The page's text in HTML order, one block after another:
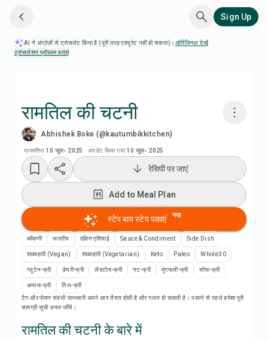
Sign Up
AI ने अंग्रेज़ी से ट्रांसलेट किया है (पूरी तरह एक्यूरेट नहीं हो सकता)। ओरिजिनल देखें·
ट्रांसलेशन प्रॉब्लम बताएं
रामतिल की चटनी
Abhishek Boke (@kautumbikkitchen)
प्रकाशित 10 जुल॰ 2025 ·अपडेट किया गया 10 जुल॰ 2025
रेसिपी वीडियो देखें
Add to Meal Plan
Add to Shopping List
रेसिपी नोट्स
रेसिपी प्रिंट करें
सेव करें
रेसिपी पर जाएं
Add to Meal Plan
स्टेप बाय स्टेप पकाएं नया
कोंकणी भारतीय दक्षिण एशियाई Sauce & Condiment Side Dish
शाकाहारी (Vegan) शाकाहारी (Vegetarian) Keto Paleo Whole30
ग्लूटेन-फ्री डेयरी-फ्री लैक्टोज-फ्री नट-फ्री मूंगफली-फ्री सोया-फ्री
अनाज-फ्री
तिल-फ्री
टैग और पोषण संबंधी जानकारी अपने आप तैयार होती है और गलत हो सकती है। पकाने से पहले हमेशा पूरी
सामग्री सूची ज़रूर जाँचें।
रामतिल की चटनी के बारे में